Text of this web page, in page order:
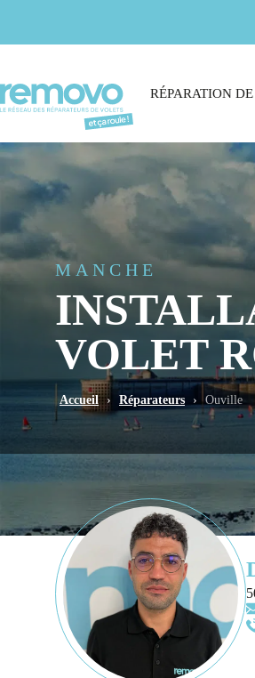
RÉPARATION
MANCHE
VOLET
Accueil › Réparateurs › Ouville